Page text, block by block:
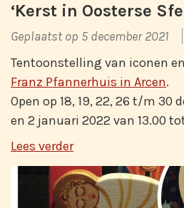
‘Kerst in Oosterse
Geplaatst op 5 december 2021
Tentoonstelling van iconen
Franz Pfannerhuis in Arcen.
Open op 18, 19, 22, 26 t/m 30
en 2 januari 2022 van 13.00
Lees verder